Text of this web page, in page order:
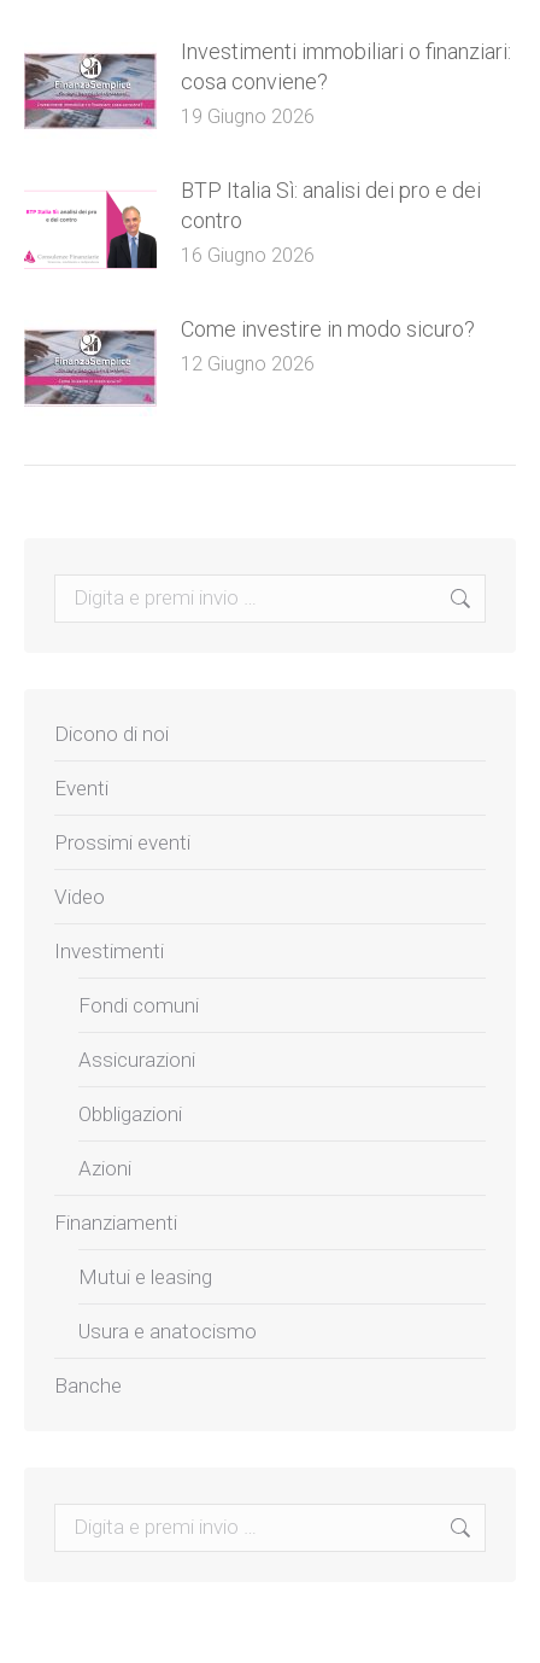
Investimenti immobiliari o finanziari:
cosa conviene?
19 Giugno 2026
BTP Italia Sì: analisi dei pro e dei
contro
16 Giugno 2026
Come investire in modo sicuro?
12 Giugno 2026
Search:
Dicono di noi
Eventi
Prossimi eventi
Video
Investimenti
Fondi comuni
Assicurazioni
Obbligazioni
Azioni
Finanziamenti
Mutui e leasing
Usura e anatocismo
Banche
Search: